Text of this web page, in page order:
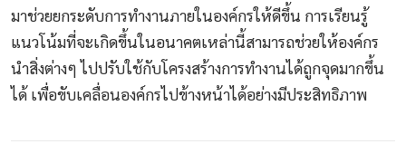
มาช่วยยกระดับการทำงานภายในองค์กรให้ดีขึ้น การเรียนรู้
แนวโน้มที่จะเกิดขึ้นในอนาคตเหล่านี้สามารถช่วยให้องค์กร
นำสิ่งต่างๆ ไปปรับใช้กับโครงสร้างการทำงานได้ถูกจุดมากขึ้น
ได้ เพื่อขับเคลื่อนองค์กรไปข้างหน้าได้อย่างมีประสิทธิภาพ